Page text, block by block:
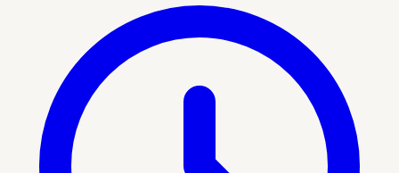
האחרון. במהלך הדרך נגלה נופים עוצרי נשימה, סיפורים מרתקים
ופינות קסומות שיגרמו לכם להבין למה פראג היא אחת הערים הכי
מיוחדות בעולם – ופשוט להתאהב בה.